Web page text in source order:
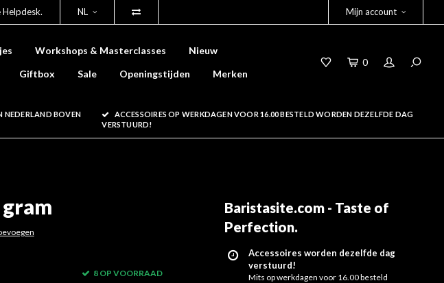
NL Mijn account
Workshops & Masterclasses
Nieuw
Giftbox Sale Openingstijden Merken
0
NEDERLAND BOVEN
ACCESSOIRES OP WERKDAGEN VOOR 16.00 BESTELD WORDEN DEZELFDE DAG
VERSTUURD!
8 OP VOORRAAD
Baristasite.com - Taste of
Perfection.
Accessoires worden dezelfde dag
verstuurd!
Mits op werkdagen voor 16.00 besteld